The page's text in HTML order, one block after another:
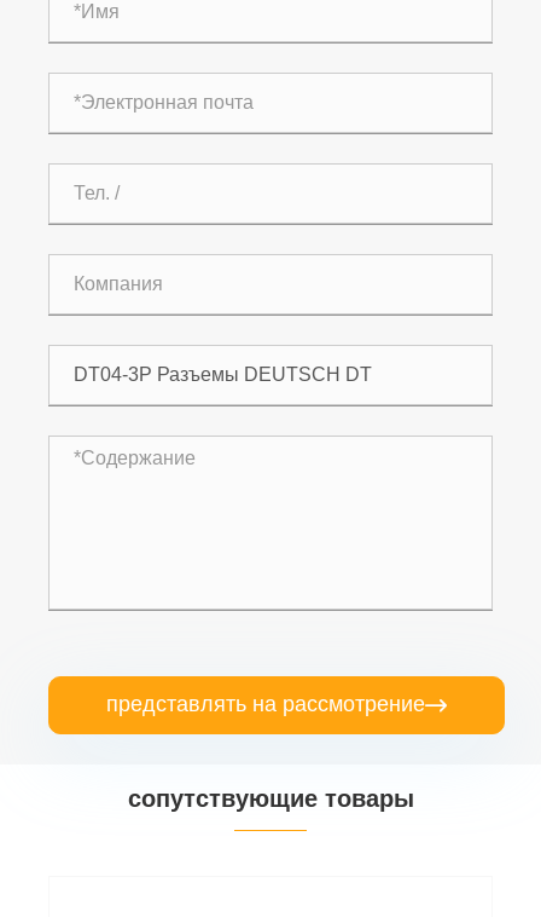
представлять на рассмотрение
сопутствующие товары